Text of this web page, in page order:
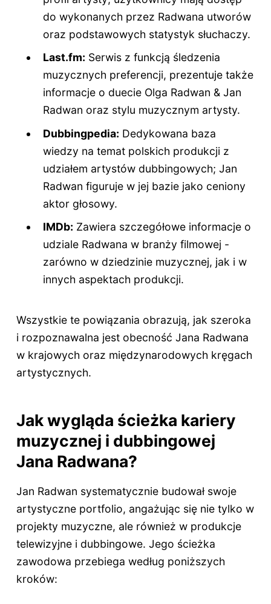
do wykonanych przez Radwana utworów
oraz podstawowych statystyk słuchaczy.
Last.fm: Serwis z funkcją śledzenia
muzycznych preferencji, prezentuje także
informacje o duecie Olga Radwan & Jan
Radwan oraz stylu muzycznym artysty.
Dubbingpedia: Dedykowana baza
wiedzy na temat polskich produkcji z
udziałem artystów dubbingowych; Jan
Radwan figuruje w jej bazie jako ceniony
aktor głosowy.
IMDb: Zawiera szczegółowe informacje o
udziale Radwana w branży filmowej -
zarówno w dziedzinie muzycznej, jak i w
innych aspektach produkcji.
Wszystkie te powiązania obrazują, jak szeroka
i rozpoznawalna jest obecność Jana Radwana
w krajowych oraz międzynarodowych kręgach
artystycznych.
Jak wygląda ścieżka kariery
muzycznej i dubbingowej
Jana Radwana?
Jan Radwan systematycznie budował swoje
artystyczne portfolio, angażując się nie tylko w
projekty muzyczne, ale również w produkcje
telewizyjne i dubbingowe. Jego ścieżka
zawodowa przebiega według poniższych
kroków: